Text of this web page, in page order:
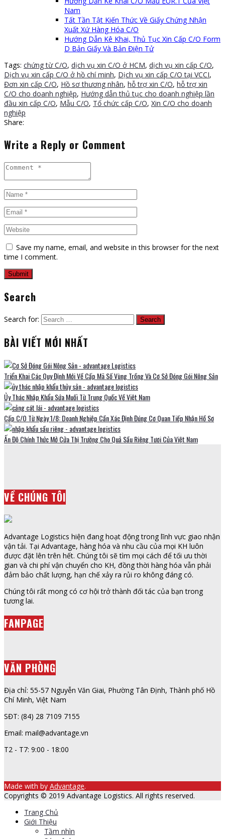
Nam
Tất Tần Tật Kiến Thức Về Giấy Chứng Nhận
Xuất Xứ Hàng Hóa C/O
Hướng Dẫn Kê Khai, Thủ Tục Xin Cấp C/O Form
D Bản Giấy Và Bản Điện Tử
Tags: chứng từ C/O, dịch vụ xin C/O ở HCM, dịch vụ xin cấp C/O,
Dịch vụ xin cấp C/O ở hồ chí minh, Dịch vụ xin cấp C/O tại VCCI,
Đơn xin cấp C/O, Hồ sơ thương nhân, hỗ trợ xin C/O, hỗ trợ xin
C/O cho doanh nghiệp, Hướng dẫn thủ tục cho doanh nghiệp lần
đầu xin cấp C/O, Mẫu C/O, Tổ chức cấp C/O, Xin C/O cho doanh
nghiệp
Share:
Write a Reply or Comment
Save my name, email, and website in this browser for the next
time I comment.
Search
Search for:
BÀI VIẾT MỚI NHẤT
Triển Khai Các Quy Định Mới Về Cấp Mã Số Vùng Trồng Và Cơ Sở Đóng Gói Nông Sản
Ủy Thác Nhập Khẩu Sứa Muối Từ Trung Quốc Về Việt Nam
Cấp C/O Từ Ngày 1/8: Doanh Nghiệp Cần Xác Định Đúng Cơ Quan Tiếp Nhận Hồ Sơ
Ấn Độ Chính Thức Mở Cửa Thị Trường Cho Quả Sầu Riêng Tươi Của Việt Nam
VỀ CHÚNG TÔI
Advantage Logistics hiện đang hoạt động trong lĩnh vực giao nhận
vận tải. Tại Advantage, hàng hóa và nhu cầu của mọi KH luôn
được đặt lên trên hết. Chúng tôi sẽ tìm mọi cách để tối ưu thời
gian và chi phí vận chuyển cho KH, đồng thời hàng hóa vẫn phải
đảm bảo chất lượng, hạn chế xảy ra rủi ro không đáng có.
Chúng tôi rất mong có cơ hội trở thành đối tác của bạn trong
tương lai.
FANPAGE
VĂN PHÒNG
Địa chỉ: 55-57 Nguyễn Văn Giai, Phường Tân Định, Thành phố Hồ
Chí Minh, Việt Nam
SĐT: (84) 28 7109 7155
Email: mail@advantage.vn
T2 - T7: 9:00 - 18:00
Made with by Advantage.
Copyrights © 2019 Advantage Logistics. All rights reserved.
Trang Chủ
Giới Thiệu
Tầm nhìn